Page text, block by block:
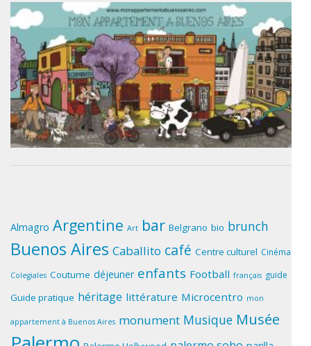
Almagro Argentine Art bar Belgrano bio brunch
Buenos Aires Caballito café Centre culturel Cinéma
Colegiales Coutume déjeuner enfants Football français guide
Guide pratique héritage littérature Microcentro mon
appartement à Buenos Aires monument Musique Musée